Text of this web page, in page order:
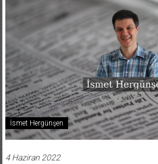
İsmet Hergünşen
4 Haziran 2022